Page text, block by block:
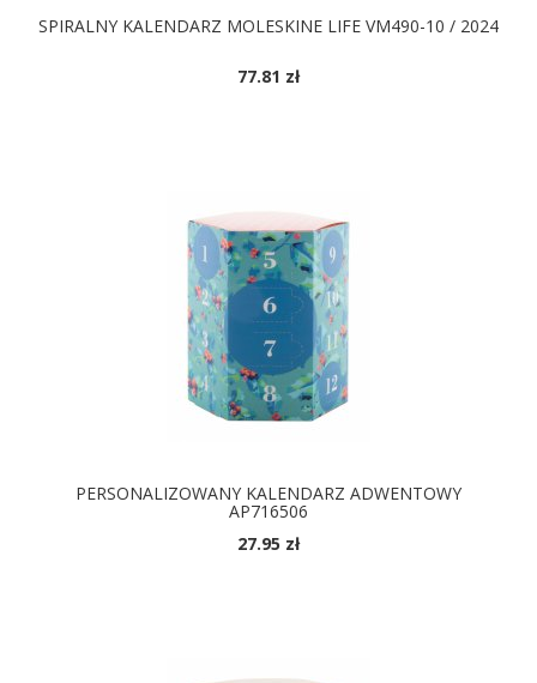
SPIRALNY KALENDARZ MOLESKINE LIFE VM490-10 / 2024
77.81 zł
PERSONALIZOWANY KALENDARZ ADWENTOWY
AP716506
27.95 zł